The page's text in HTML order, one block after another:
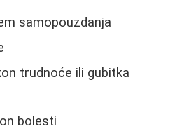
samopouzdanja
trudnoće ili gubitka
bolesti